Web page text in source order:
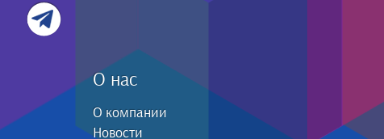
О нас
О компании
Новости